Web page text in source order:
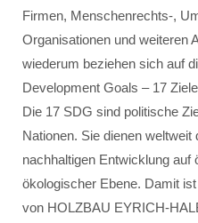
Firmen, Menschenrechts-,
Organisationen und weiteren
wiederum beziehen sich auf
Development Goals – 17
Die 17 SDG sind politische
Nationen. Sie dienen weltweit
nachhaltigen Entwicklung
ökologischer Ebene. Damit
von HOLZBAU EYRICH-